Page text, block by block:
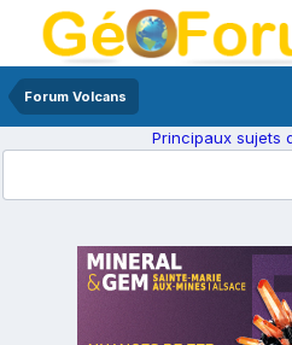
Forum Volcans
Principaux sujets